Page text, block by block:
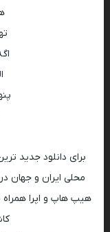
برای دانلود جدید
محلی ایران و جهان